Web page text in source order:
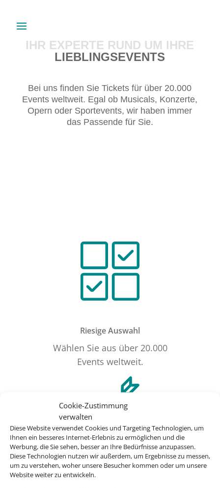
Cookie-Zustimmung
verwalten
Diese Website verwendet Cookies und Targeting Technologien, um
Ihnen ein besseres Internet-Erlebnis zu ermöglichen und die
Werbung, die Sie sehen, besser an Ihre Bedürfnisse anzupassen.
Diese Technologien nutzen wir außerdem, um Ergebnisse zu messen,
um zu verstehen, woher unsere Besucher kommen oder um unsere
Website weiter zu entwickeln.
IHR EXPERTE RUND UM IHRE
LIEBLINGSEVENTS
Bei uns finden Sie Tickets für über 20.000
Events weltweit. Egal ob Musicals, Konzerte,
Opern oder Sportevents, wir haben immer
das Passende für Sie.
Riesige Auswahl
Wählen Sie aus über 20.000
Events weltweit.
Genau mein Ding